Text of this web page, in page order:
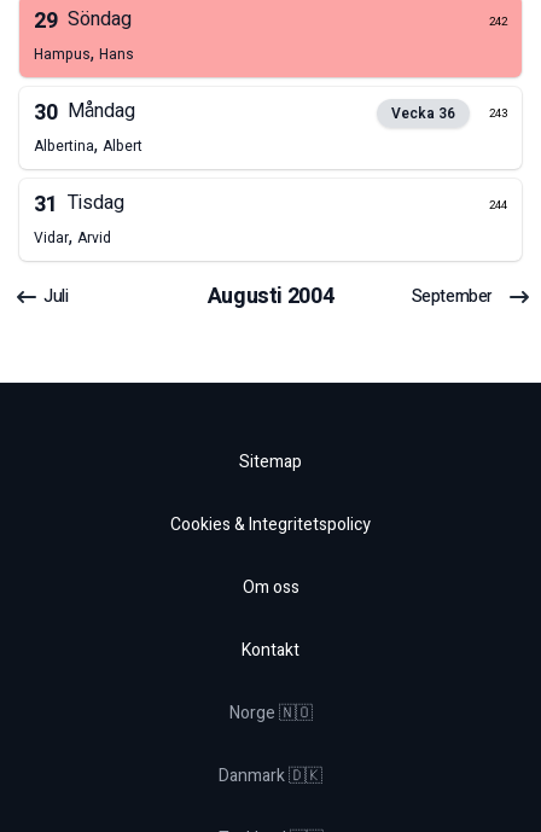
29 Söndag 242
Hampus, Hans
30 Måndag Vecka 36 243
Albertina, Albert
31 Tisdag 244
Vidar, Arvid
Juli Augusti 2004 September
Sitemap
Cookies & Integritetspolicy
Om oss
Kontakt
Norge 🇳🇴
Danmark 🇩🇰